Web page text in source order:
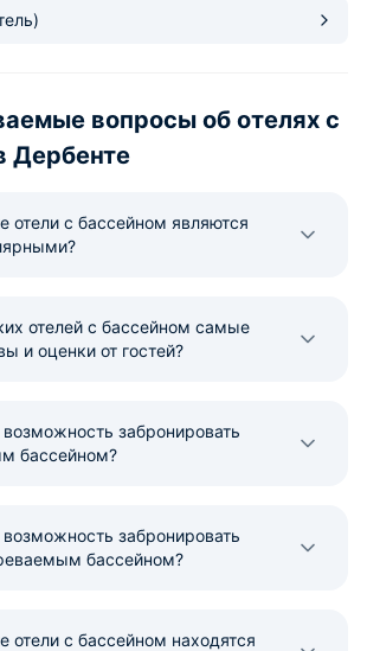
вопросы об отелях с
Дербенте
отели с бассейном являются
отелей с бассейном самые
и оценки от гостей?
забронировать
бассейном?
забронировать
бассейном?
отели с бассейном находятся